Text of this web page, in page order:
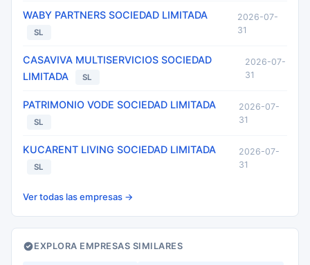
WABY PARTNERS SOCIEDAD LIMITADA
SL
2026-07-
31
CASAVIVA MULTISERVICIOS SOCIEDAD
LIMITADA
SL
2026-07-
31
PATRIMONIO VODE SOCIEDAD LIMITADA
SL
2026-07-
31
KUCARENT LIVING SOCIEDAD LIMITADA
SL
2026-07-
31
Ver todas las empresas →
EXPLORA EMPRESAS SIMILARES